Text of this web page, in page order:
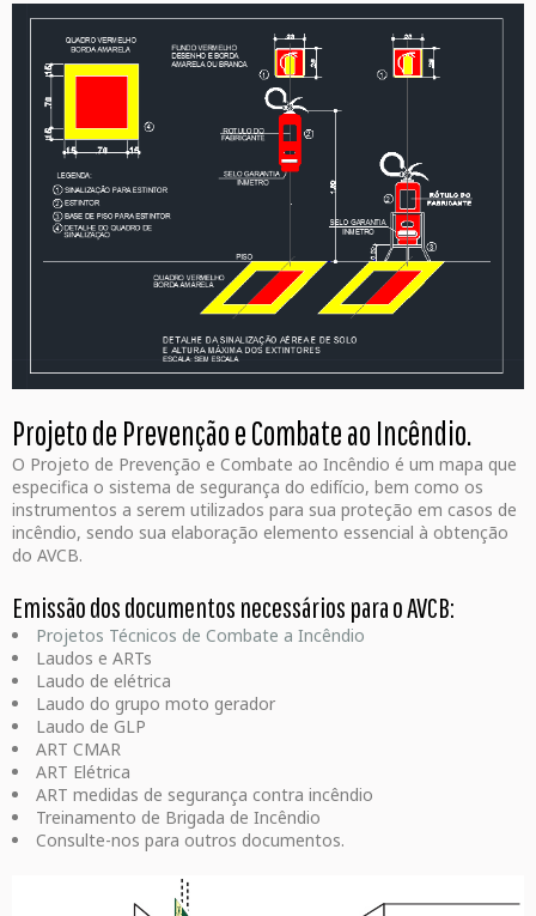
Projeto de Prevenção e Combate ao Incêndio.
O Projeto de Prevenção e Combate ao Incêndio é um mapa que
especifica o sistema de segurança do edifício, bem como os
instrumentos a serem utilizados para sua proteção em casos de
incêndio, sendo sua elaboração elemento essencial à obtenção
do AVCB.
Emissão dos documentos necessários para o AVCB:
Projetos Técnicos de Combate a Incêndio
Laudos e ARTs
Laudo de elétrica
Laudo do grupo moto gerador
Laudo de GLP
ART CMAR
ART Elétrica
ART medidas de segurança contra incêndio
Treinamento de Brigada de Incêndio
Consulte-nos para outros documentos.